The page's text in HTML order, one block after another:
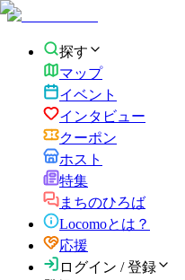
探す
マップ
イベント
インタビュー
クーポン
ホスト
特集
まちのひろば
Locomoとは？
応援
ログイン / 登録